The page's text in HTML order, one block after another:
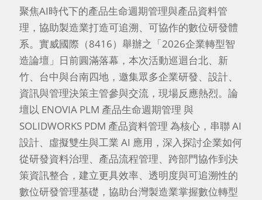
聚焦AI時代下的產品生命週期管理與產品資料管
理，協助製造業打造可追溯、可協作的數位研發體
系。實威國際（8416）舉辦之「2026企業轉型智
造論壇」日前圓滿落幕，本次活動巡迴台北、新
竹、台中與台南四地，邀集眾多企業研發、設計、
資訊與管理決策主管參與交流，現場反應熱烈。論
壇以 ENOVIA PLM 產品生命週期管理 與
SOLIDWORKS PDM 產品資料管理 為核心，串聯 AI
設計、虛擬雙生與工業 AI 應用，深入探討企業如何
從研發資料治理、產品流程管理、跨部門協作到決
策資訊整合，建立更具效率、透明度與可追溯性的
數位研發管理基礎，協助台灣製造業掌握數位轉型